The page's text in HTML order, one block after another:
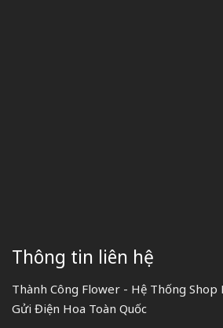
Thông tin liên hệ
Thành Công Flower - Hệ Thống Shop
Gửi Điện Hoa Toàn Quốc